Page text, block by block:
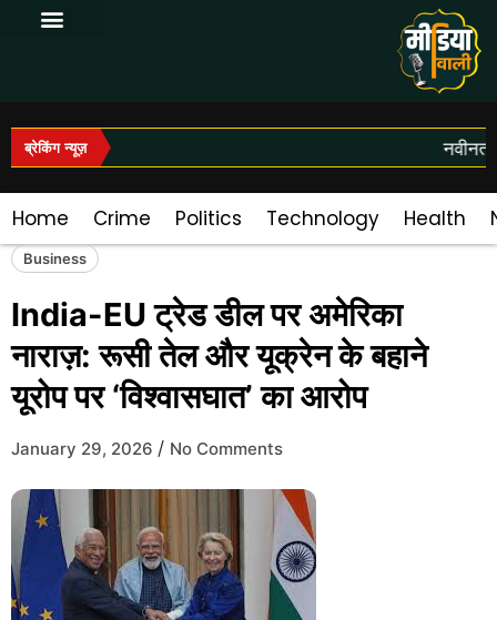
ब्रेकिंग न्यूज़
Home Crime Politics Technology Health
Business
India-EU ट्रेड डील पर अमेरिका
नाराज़: रूसी तेल और यूक्रेन के बहाने
यूरोप पर ‘विश्वासघात’ का आरोप
January 29, 2026 / No Comments